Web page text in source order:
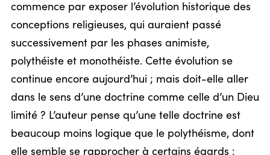
commence par exposer l’évolution historique des
conceptions religieuses, qui auraient passé
successivement par les phases animiste,
polythéiste et monothéiste. Cette évolution se
continue encore aujourd’hui ; mais doit-elle aller
dans le sens d’une doctrine comme celle d’un Dieu
limité ? L’auteur pense qu’une telle doctrine est
beaucoup moins logique que le polythéisme, dont
elle semble se rapprocher à certains égards :